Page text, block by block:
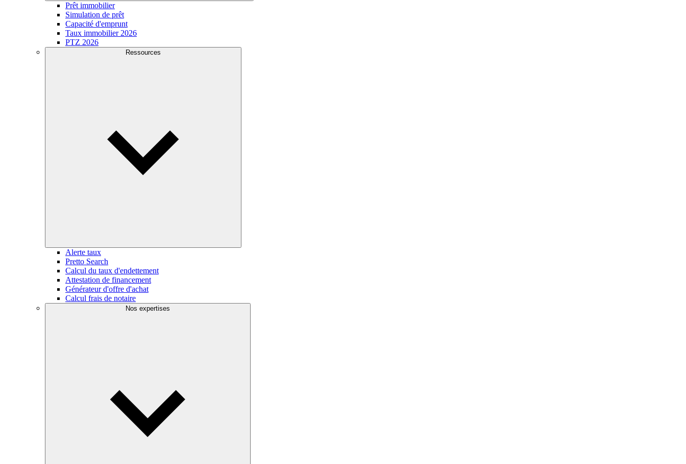
Prêt immobilier
Simulation de prêt
Capacité d'emprunt
Taux immobilier 2026
PTZ 2026
Ressources
Alerte taux
Pretto Search
Calcul du taux d'endettement
Attestation de financement
Générateur d'offre d'achat
Calcul frais de notaire
Nos expertises